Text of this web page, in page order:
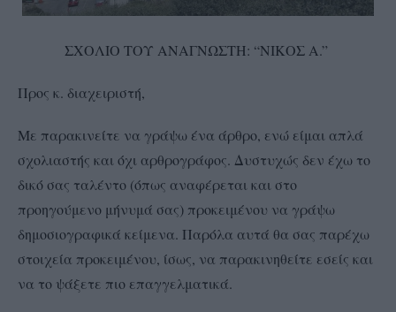
ΣΧΟΛΙΟ ΤΟΥ ΑΝΑΓΝΩΣΤΗ: “ΝΙΚΟΣ Α.”
Προς κ. διαχειριστή,
Με παρακινείτε να γράψω ένα άρθρο, ενώ είμαι απλά
σχολιαστής και όχι αρθρογράφος. Δυστυχώς δεν έχω το
δικό σας ταλέντο (όπως αναφέρεται και στο
προηγούμενο μήνυμά σας) προκειμένου να γράψω
δημοσιογραφικά κείμενα. Παρόλα αυτά θα σας παρέχω
στοιχεία προκειμένου, ίσως, να παρακινηθείτε εσείς και
να το ψάξετε πιο επαγγελματικά.